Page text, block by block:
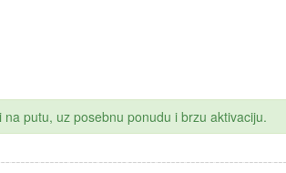
putu, uz posebnu ponudu i brzu aktivaciju.